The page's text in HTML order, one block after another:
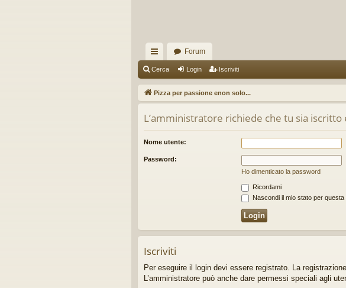
oll
eg
a
m
en
ti
Forum
Cerca Login Iscriviti
Pizza per passione enon solo...
L’amministratore richiede che tu sia
Nome utente:
Password:
Ho dimenticato la password
Ricordami
Nascondi il mio stato per
Iscriviti
Per eseguire il login devi essere registrato. La
L’amministratore può anche dare permessi speciali agli